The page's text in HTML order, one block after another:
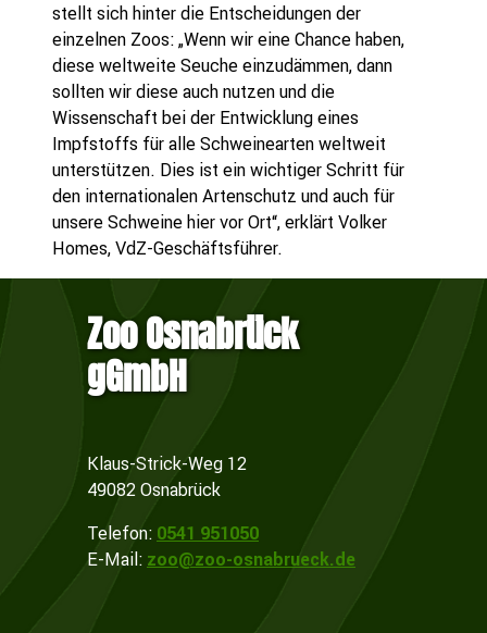
stellt sich hinter die Entscheidungen der
einzelnen Zoos: „Wenn wir eine Chance haben,
diese weltweite Seuche einzudämmen, dann
sollten wir diese auch nutzen und die
Wissenschaft bei der Entwicklung eines
Impfstoffs für alle Schweinearten weltweit
unterstützen. Dies ist ein wichtiger Schritt für
den internationalen Artenschutz und auch für
unsere Schweine hier vor Ort“, erklärt Volker
Homes, VdZ-Geschäftsführer.
Zoo Osnabrück
gGmbH
Klaus-Strick-Weg 12
49082 Osnabrück
Telefon: 0541 951050
E-Mail: zoo@zoo-osnabrueck.de